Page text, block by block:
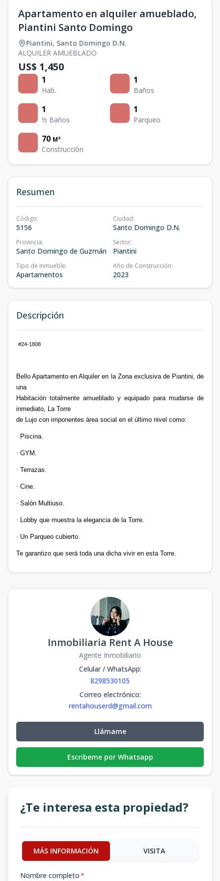
Apartamento en alquiler amueblado,
Piantini Santo Domingo
Piantini, Santo Domingo D.N.
ALQUILER AMUEBLADO
US$ 1,450
1
Hab.
1
Baños
1
½ Baños
1
Parqueo
70 M²
Construcción
Resumen
Código:
5156
Ciudad:
Santo Domingo D.N.
Provincia:
Santo Domingo de Guzmán
Sector:
Piantini
Tipo de inmueble:
Apartamentos
Año de Construcción:
2023
Descripción
#24-1808
Bello Apartamento en Alquiler en la Zona exclusiva de Piantini, de
una
Habitación totalmente amueblado y equipado para mudarse de
inmediato, La Torre
de Lujo con imponentes área social en el último nivel como:
· Piscina.
· GYM.
· Terrazas.
· Cine.
· Salón Multiuso.
· Lobby que muestra la elegancia de la Torre.
· Un Parqueo cubierto.
Te garantizo que será toda una dicha vivir en esta Torre.
Inmobiliaria Rent A House
Agente Inmobiliario
Celular / WhatsApp:
8298530105
Correo electrónico:
rentahouserd@gmail.com
Llámame
Escribeme por Whatsapp
¿Te interesa esta propiedad?
MÁS INFORMACIÓN VISITA
Nombre completo*